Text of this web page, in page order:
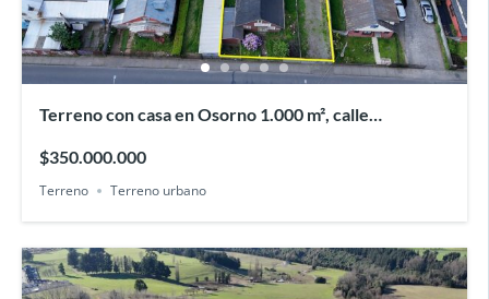
Terreno con casa en Osorno 1.000 m², calle
$350.000.000
Terreno Terreno urbano